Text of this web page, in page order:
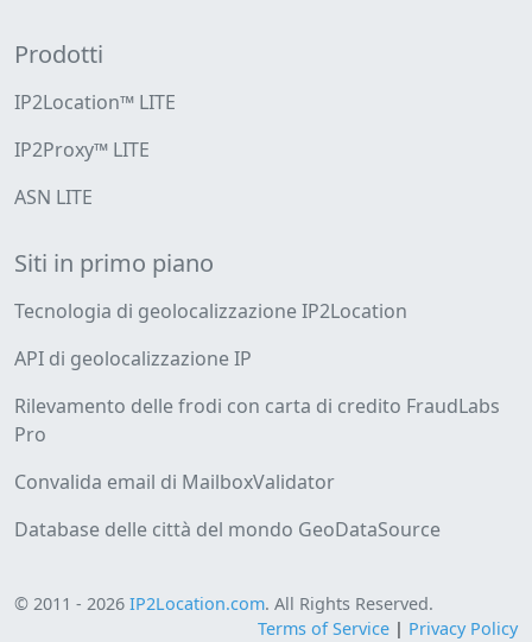
Prodotti
IP2Location™ LITE
IP2Proxy™ LITE
ASN LITE
Siti in primo piano
Tecnologia di geolocalizzazione IP2Location
API di geolocalizzazione IP
Rilevamento delle frodi con carta di credito FraudLabs
Pro
Convalida email di MailboxValidator
Database delle città del mondo GeoDataSource
© 2011 - 2026 IP2Location.com. All Rights Reserved.
Terms of Service | Privacy Policy